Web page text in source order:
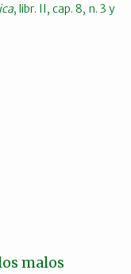
, libr. II, cap. 8, n. 3 y
malos